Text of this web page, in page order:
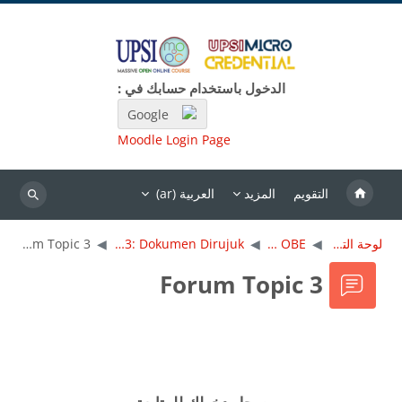
الدخول باستخدام حسابك في :
Google
Moodle Login Page
التقويم المزيد العربية ‎(ar)‎
بحث
لوحة التحكم MC OBE
Topik 3: Dokumen Dirujuk
Forum Topic 3
Forum Topic 3